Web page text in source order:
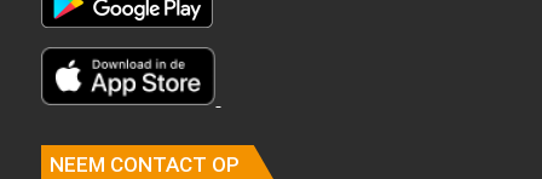
NEEM CONTACT OP